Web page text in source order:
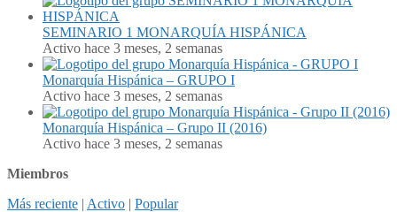
SEMINARIO 1 MONARQUÍA HISPÁNICA
Activo hace 3 meses, 2 semanas
Monarquía Hispánica – GRUPO I
Activo hace 3 meses, 2 semanas
Monarquía Hispánica – Grupo II (2016)
Activo hace 3 meses, 2 semanas
Miembros
Más reciente | Activo | Popular